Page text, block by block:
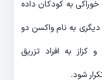
به کودکان داده
هم واکسن دیگری به نام واکسن دو
کزاز به افراد تزریق